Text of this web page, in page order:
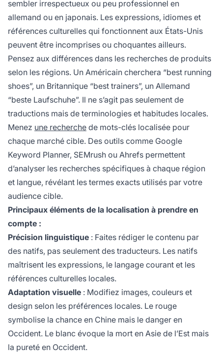
sembler irrespectueux ou peu professionnel en
allemand ou en japonais. Les expressions, idiomes et
références culturelles qui fonctionnent aux États-Unis
peuvent être incomprises ou choquantes ailleurs.
Pensez aux différences dans les recherches de produits
selon les régions. Un Américain cherchera “best running
shoes”, un Britannique “best trainers”, un Allemand
“beste Laufschuhe”. Il ne s’agit pas seulement de
traductions mais de terminologies et habitudes locales.
Menez une recherche de mots-clés localisée pour
chaque marché cible. Des outils comme Google
Keyword Planner, SEMrush ou Ahrefs permettent
d’analyser les recherches spécifiques à chaque région
et langue, révélant les termes exacts utilisés par votre
audience cible.
Principaux éléments de la localisation à prendre en
compte :
Précision linguistique : Faites rédiger le contenu par
des natifs, pas seulement des traducteurs. Les natifs
maîtrisent les expressions, le langage courant et les
références culturelles locales.
Adaptation visuelle : Modifiez images, couleurs et
design selon les préférences locales. Le rouge
symbolise la chance en Chine mais le danger en
Occident. Le blanc évoque la mort en Asie de l’Est mais
la pureté en Occident.